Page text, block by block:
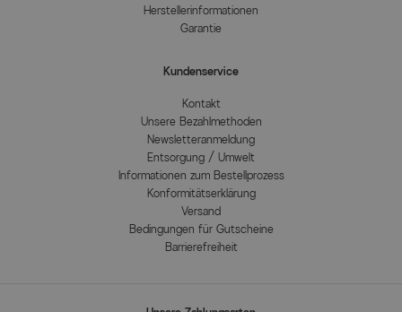
Herstellerinformationen
Garantie
Kundenservice
Kontakt
Unsere Bezahlmethoden
Newsletteranmeldung
Entsorgung / Umwelt
Informationen zum Bestellprozess
Konformitätserklärung
Versand
Bedingungen für Gutscheine
Barrierefreiheit